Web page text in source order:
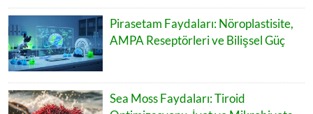
Pirasetam Faydaları: Nöroplastisite,
AMPA Reseptörleri ve Bilişsel Güç
Sea Moss Faydaları: Tiroid